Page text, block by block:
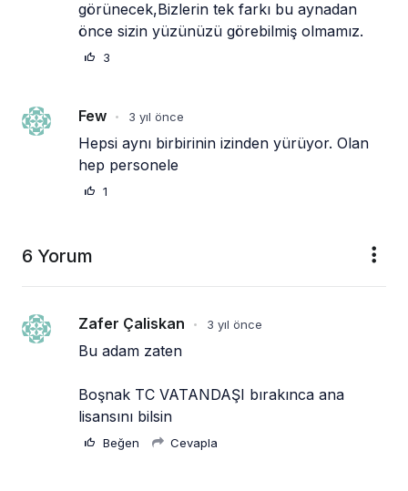
görünecek,Bizlerin tek farkı bu aynadan
önce sizin yüzünüzü görebilmiş olmamız.
3
Few • 3 yıl önce
Hepsi aynı birbirinin izinden yürüyor. Olan
hep personele
1
6 Yorum
Zafer Çaliskan • 3 yıl önce
Bu adam zaten
Boşnak TC VATANDAŞI bırakınca ana
lisansını bilsin
Beğen Cevapla